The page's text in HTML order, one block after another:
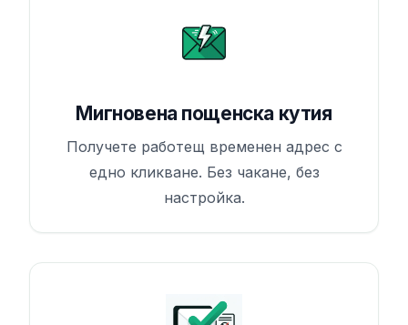
Мигновена пощенска кутия
Получете работещ временен адрес с
едно кликване. Без чакане, без
настройка.